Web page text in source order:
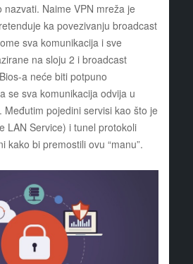
Naime VPN mreža je
ka povezivanju broadcast
sva komunikacija i sve
na sloju 2 i broadcast
a neće biti potpuno
se sva komunikacija odvija u
Međutim pojedini servisi kao što je
LAN Service) i tunel protokoli
kako bi premostili ovu “manu”.